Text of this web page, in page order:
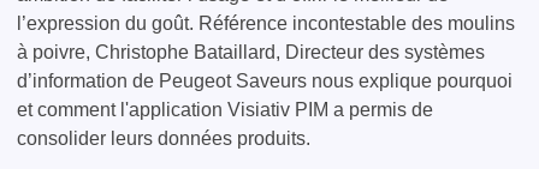
l’expression du goût. Référence incontestable des moulins
à poivre, Christophe Bataillard, Directeur des systèmes
d’information de Peugeot Saveurs nous explique pourquoi
et comment l'application Visiativ PIM a permis de
consolider leurs données produits.